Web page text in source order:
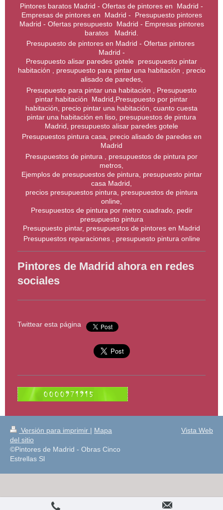
Pintores baratos Madrid - Ofertas de pintores en Madrid -
Empresas de pintores en Madrid - Presupuesto pintores
Madrid - Ofertas presupuesto Madrid - Empresas pintores
baratos Madrid.
Presupuesto de pintores en Madrid - Ofertas pintores
Madrid -
Presupuesto alisar paredes gotele presupuesto pintar
habitación , presupuesto para pintar una habitación , precio
alisado de paredes,
Presupuesto para pintar una habitación , Presupuesto
pintar habitación Madrid,Presupuesto por pintar
habitación, precio pintar una habitación, cuanto cuesta
pintar una habitación en liso, presupuestos de pintura
Madrid, presupuesto alisar paredes gotele
Presupuestos pintura casa, precio alisado de paredes en
Madrid
Presupuestos de pintura , presupuestos de pintura por
metros,
Ejemplos de presupuestos de pintura, presupuesto pintar
casa Madrid,
precios presupuestos pintura, presupuestos de pintura
online,
Presupuestos de pintura por metro cuadrado, pedir
presupuesto pintura
Presupuesto pintar, presupuestos de pintores en Madrid
Presupuestos reparaciones , presupuesto pintura online
Pintores de Madrid ahora en redes
sociales
Twittear esta página
Versión para imprimir | Mapa
del sitio
©Pintores de Madrid - Obras Cinco
Estrellas Sl
Vista Web